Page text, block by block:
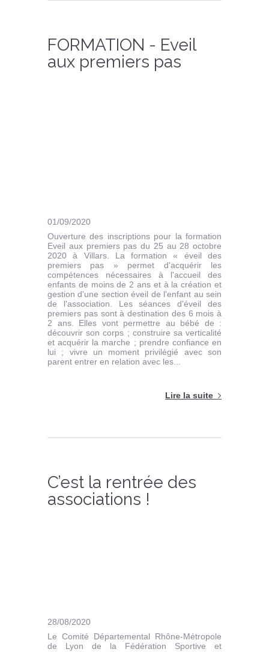
FORMATION - Eveil
aux premiers pas
01/09/2020
Ouverture des inscriptions pour la formation
Eveil aux premiers pas du 25 au 28 octobre
2020 à Villars. La formation « éveil des
premiers pas » permet d'acquérir les
compétences nécessaires à l'accueil des
enfants de moins de 2 ans et à la création et
gestion d'une section éveil de l'enfant au sein
de l'association. Les séances d'éveil des
premiers pas sont à destination des 6 mois à
2 ans. Elles vont permettre au bébé de :
découvrir son corps ; construire sa verticalité
et acquérir la marche ; prendre confiance en
lui ; vivre un moment privilégié avec son
parent entrer en relation avec les...
Lire la suite
C’est la rentrée des
associations !
28/08/2020
Le Comité Départemental Rhône-Métropole
de Lyon de la Fédération Sportive et